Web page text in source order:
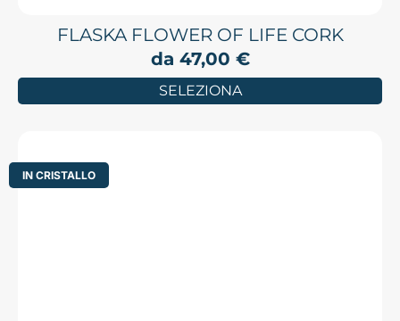
FLASKA FLOWER OF LIFE CORK
da 47,00 €
SELEZIONA
IN CRISTALLO